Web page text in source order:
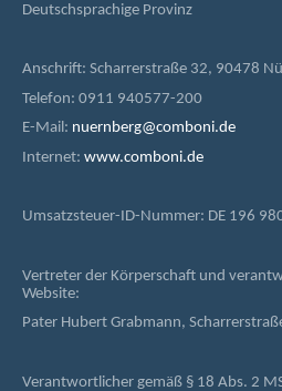
Deutschsprachige Provinz
Anschrift: Scharrerstraße 32, 90478
Telefon: 0911 940577-200
E-Mail: nuernberg@comboni.de
Internet: www.comboni.de
Umsatzsteuer-ID-Nummer: DE 196
Vertreter der Körperschaft und
Website:
Pater Hubert Grabmann,
Verantwortlicher gemäß § 18 Abs. 2